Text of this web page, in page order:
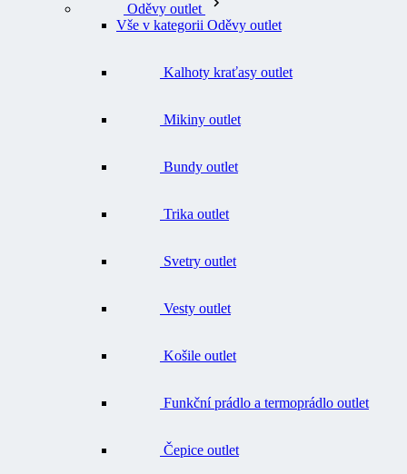
Oděvy outlet
Vše v kategorii Oděvy outlet
Kalhoty kraťasy outlet
Mikiny outlet
Bundy outlet
Trika outlet
Svetry outlet
Vesty outlet
Košile outlet
Funkční prádlo a termoprádlo outlet
Čepice outlet